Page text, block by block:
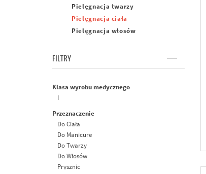
Pielęgnacja twarzy
Pielęgnacja ciała
Pielęgnacja włosów
FILTRY
Klasa wyrobu medycznego
I
Przeznaczenie
Do Ciała
Do Manicure
Do Twarzy
Do Włosów
Prysznic